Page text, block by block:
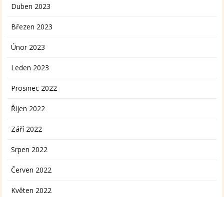
Duben 2023
Březen 2023
Únor 2023
Leden 2023
Prosinec 2022
Říjen 2022
Září 2022
Srpen 2022
Červen 2022
Květen 2022